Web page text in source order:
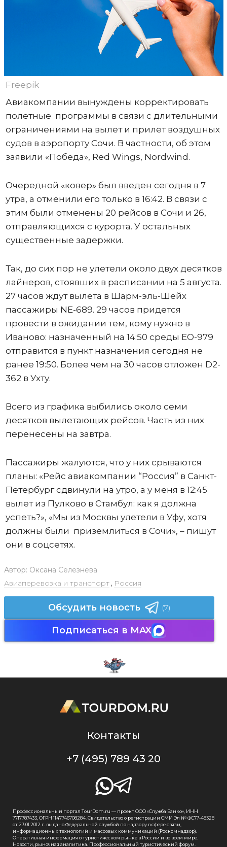
Freepik
Авиакомпании вынуждены корректировать
полетные программы в связи с длительными
ограничениями на вылет и прилет воздушных
судов в аэропорту Сочи. В частности, об этом
заявили «Победа», Red Wings, Nordwind.
Очередной «ковер» был введен сегодня в 7
утра, а отменили его только в 16:42. В связи с
этим были отменены 20 рейсов в Сочи и 26,
отправляющихся с курорта. У остальных
существенные задержки.
Так, до сих пор не улетели около двух десятков
лайнеров, стоявших в расписании на 5 августа.
27 часов ждут вылета в Шарм-эль-Шейх
пассажиры NE-689. 29 часов придется
провести в ожидании тем, кому нужно в
Иваново: назначенный на 14:50 среды ЕО-979
отправится в пункт назначения сегодня не
ранее 19:50. Более чем на 30 часов отложен D2-
362 в Ухту.
Всего из графика выбились около семи
десятков вылетающих рейсов. Часть из них
перенесены на завтра.
Пассажиры жалуются, что у них срываются
планы: «Рейс авиакомпании “Россия” в Санкт-
Петербург сдвинули на утро, а у меня в 12:45
вылет из Пулково в Стамбул: как я должна
успеть?», «Мы из Москвы улетели в Уфу, хотя
должны были приземлиться в Сочи», – пишут
они в соцсетях.
Автор: Оксана Селезнева
Авиаперевозка и транспорт, Россия
Обсудить новость (7)
Подписаться в MAX
Контакты
+7 (495) 789 43 20
Профессиональный портал TourDom.ru — проект ООО «Служба Банко», ИНН
7717787433, ОГРН 1147746708284. Свидетельство о регистрации СМИ Эл № ФС77-48328
от 23.01.2012 г. выдано Федеральной службой по надзору в сфере связи,
информационных технологий и массовых коммуникаций (Роскомнадзор).
Оперативная информация о туристическом рынке в России и во всем мире.
Новости, рыночная аналитика. Профессиональный туристический форум.